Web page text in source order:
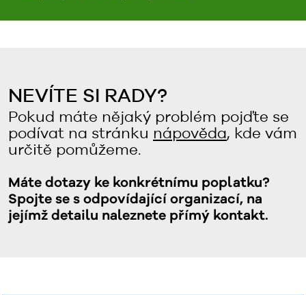
NEVÍTE SI RADY?
Pokud máte nějaký problém pojďte se
podívat na stránku nápověda, kde vám
určitě pomůžeme.
Máte dotazy ke konkrétnímu poplatku?
Spojte se s odpovídající organizací, na
jejímž detailu naleznete přímý kontakt.